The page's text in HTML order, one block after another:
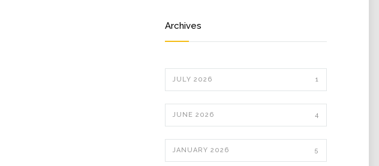
Archives
JULY 2026 1
JUNE 2026 4
JANUARY 2026 5